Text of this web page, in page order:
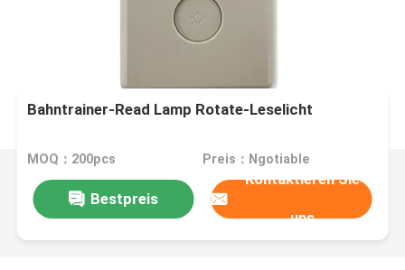
Bahntrainer-Read Lamp Rotate-Leselicht
MOQ：200pcs Preis：Ngotiable
Bestpreis
Kontaktieren Sie
uns